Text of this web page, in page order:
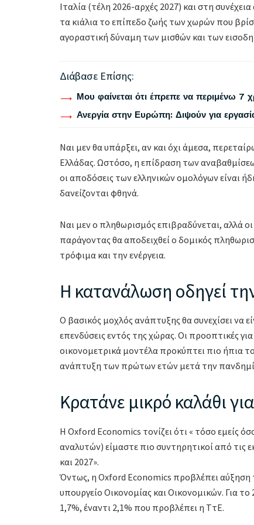
Ιταλία (τέλη 2026-αρχές 2027) και στη
τα κιάλια το επίπεδο ζωής των χωρών που
αγοραστική δύναμη των μισθών και των
Διάβασε Επίσης:
Μου φαίνεται ότι έπρεπε να περιμένω 7
Ανεργία στην Ευρώπη: Διψούν για
Ναι μεν θα υπάρξει, αν και όχι άμεσα,
Ελλάδας. Ωστόσο, η επίδραση των
οι αποδόσεις των ελληνικών ομολόγων είναι
δανείζονται φθηνά.
Ναι μεν ο πληθωρισμός επιβραδύνεται, αλλά
παράγοντας θα αποδειχθεί ο δομικός
τρόφιμα και την ενέργεια.
H κατανάλωση οδηγεί
Ο βασικός μοχλός ανάπτυξης θα συνεχίσει να
επενδύσεις εντός της χώρας. Οι προοπτικές
οικονομετρικά μοντέλα προκύπτει πιο ήπια
ανάπτυξη των πρώτων ετών μετά την
Κρατάνε μικρό καλάθι
Η Οxford Economics τονίζει ότι « τόσο εμείς
αναλυτών) είμαστε πιο συντηρητικοί από τις
και 2027».
Όντως, η Οxford Economics προβλέπει αύξηση
υπουργείο Οικονομίας και Οικονομικών. Για
1,7%, έναντι 2,1% που προβλέπει η ΤτΕ.